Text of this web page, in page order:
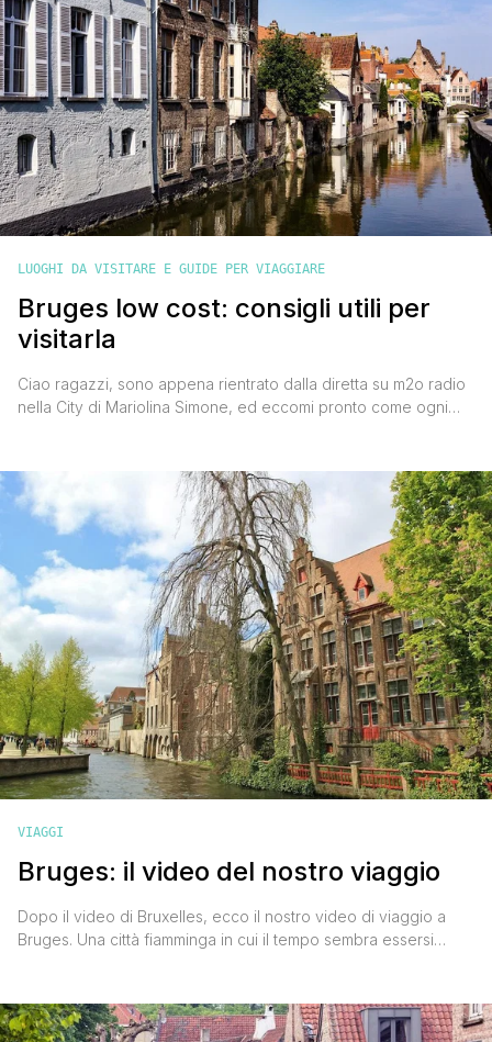
LUOGHI DA VISITARE E GUIDE PER VIAGGIARE
Bruges low cost: consigli utili per
visitarla
Ciao ragazzi, sono appena rientrato dalla diretta su m2o radio
nella City di Mariolina Simone, ed eccomi pronto come ogni
fiamminga talmente bella che il suo centro storico è stato
dichiarato Patrimonio dell'Umanità Unesco, [']
VIAGGI
Bruges: il video del nostro viaggio
Dopo il video di Bruxelles, ecco il nostro video di viaggio a
Bruges. Una città fiamminga in cui il tempo sembra essersi
un'esperienza che consigliamo di fare a chiunque, soprattutto
ai più romantici, ma [']